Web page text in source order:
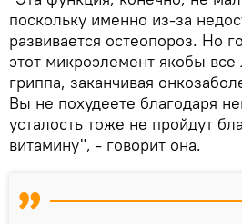
поскольку именно из-за
развивается остеопороз. Но
этот микроэлемент якобы все
гриппа, заканчивая
Вы не похудеете благодаря
усталость тоже не пройдут
витамину", - говорит она.